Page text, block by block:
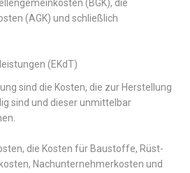
(BGK), die
(AGK) und schließlich
(EKdT)
sind die Kosten, die zur Herstellung
sind und dieser unmittelbar
die Kosten für Baustoffe, Rüst-
Nachunternehmerkosten und